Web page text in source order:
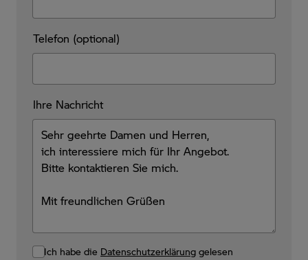
Telefon (optional)
Ihre Nachricht
Ich habe die Datenschutzerklärung gelesen